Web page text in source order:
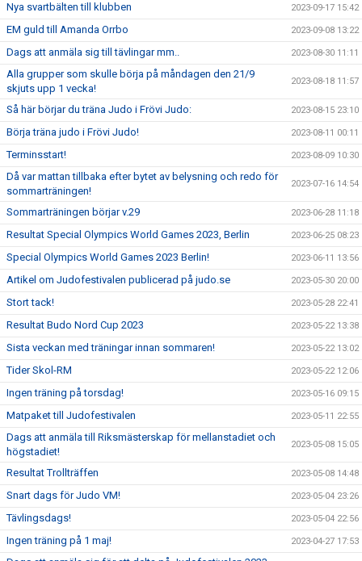
Nya svartbälten till klubben 2023-09-17 15:42
EM guld till Amanda Orrbo 2023-09-08 13:22
Dags att anmäla sig till tävlingar mm.. 2023-08-30 11:11
Alla grupper som skulle börja på måndagen den 21/9
skjuts upp 1 vecka!
2023-08-18 11:57
Så här börjar du träna Judo i Frövi Judo: 2023-08-15 23:10
Börja träna judo i Frövi Judo! 2023-08-11 00:11
Terminsstart! 2023-08-09 10:30
Då var mattan tillbaka efter bytet av belysning och redo för
sommarträningen!
2023-07-16 14:54
Sommarträningen börjar v.29 2023-06-28 11:18
Resultat Special Olympics World Games 2023, Berlin 2023-06-25 08:23
Special Olympics World Games 2023 Berlin! 2023-06-11 13:56
Artikel om Judofestivalen publicerad på judo.se 2023-05-30 20:00
Stort tack! 2023-05-28 22:41
Resultat Budo Nord Cup 2023 2023-05-22 13:38
Sista veckan med träningar innan sommaren! 2023-05-22 13:02
Tider Skol-RM 2023-05-22 12:06
Ingen träning på torsdag! 2023-05-16 09:15
Matpaket till Judofestivalen 2023-05-11 22:55
Dags att anmäla till Riksmästerskap för mellanstadiet och
högstadiet!
2023-05-08 15:05
Resultat Trollträffen 2023-05-08 14:48
Snart dags för Judo VM! 2023-05-04 23:26
Tävlingsdags! 2023-05-04 22:56
Ingen träning på 1 maj! 2023-04-27 17:53